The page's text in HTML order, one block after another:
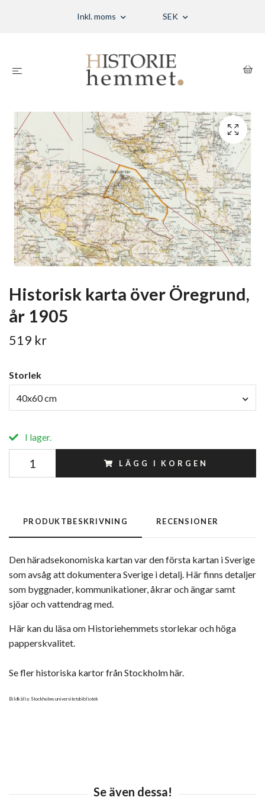
Inkl. moms SEK
Historisk karta över Öregrund,
år 1905
519 kr
Storlek
40x60 cm
I lager.
LÄGG I KORGEN
PRODUKTBESKRIVNING RECENSIONER
Den häradsekonomiska kartan var den första kartan i Sverige
som avsåg att dokumentera Sverige i detalj. Här finns detaljer
som byggnader, kommunikationer, åkrar och ängar samt
sjöar och vattendrag med.
Här kan du läsa om Historiehemmets storlekar och höga
papperskvalitet.
Se fler historiska kartor från Stockholm här.
Bildkälla: Stockholms universitetsbibliotek